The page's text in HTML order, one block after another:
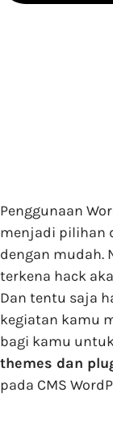
Penggunaan
menjadi pilihan
dengan mudah.
terkena hack
Dan tentu saja
kegiatan kamu
bagi kamu
themes dan
pada CMS